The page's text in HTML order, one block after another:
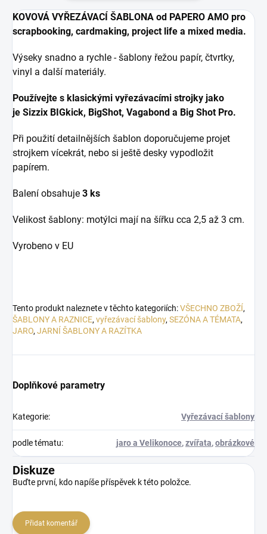
KOVOVÁ VYŘEZÁVACÍ ŠABLONA od PAPERO AMO pro
scrapbooking, cardmaking, project life a mixed media.
Výseky snadno a rychle - šablony řežou papír, čtvrtky,
vinyl a další materiály.
Používejte s klasickými vyřezávacími strojky jako
je Sizzix BIGkick, BigShot, Vagabond a Big Shot Pro.
Při použití detailnějších šablon doporučujeme projet
strojkem vícekrát, nebo si ještě desky vypodložit
papírem.
Balení obsahuje 3 ks
Velikost šablony: motýlci mají na šířku cca 2,5 až 3 cm.
Vyrobeno v EU
Tento produkt naleznete v těchto kategoriích:VŠECHNO ZBOŽÍ,
ŠABLONY A RAZNICE, vyřezávací šablony, SEZÓNA A TÉMATA,
JARO, JARNÍ ŠABLONY A RAZÍTKA
Doplňkové parametry
Kategorie: Vyřezávací šablony
podle tématu: jaro a Velikonoce,zvířata,obrázkové
Diskuze
Buďte první, kdo napíše příspěvek k této položce.
Přidat komentář